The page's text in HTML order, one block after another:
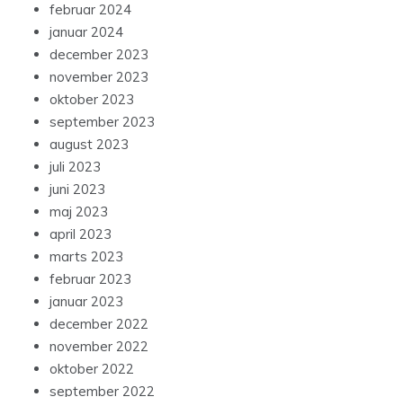
februar 2024
januar 2024
december 2023
november 2023
oktober 2023
september 2023
august 2023
juli 2023
juni 2023
maj 2023
april 2023
marts 2023
februar 2023
januar 2023
december 2022
november 2022
oktober 2022
september 2022